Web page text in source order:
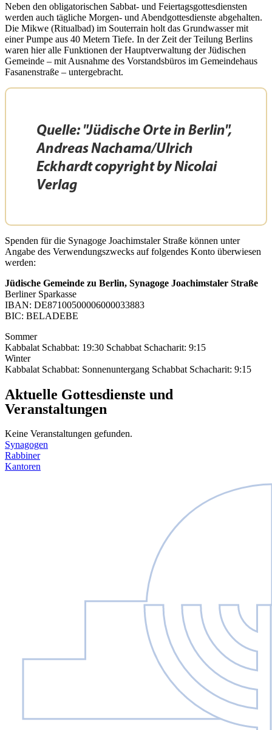
Neben den obligatorischen Sabbat- und Feiertagsgottesdiensten
werden auch tägliche Morgen- und Abendgottesdienste abgehalten.
Die Mikwe (Ritualbad) im Souterrain holt das Grundwasser mit
einer Pumpe aus 40 Metern Tiefe. In der Zeit der Teilung Berlins
waren hier alle Funktionen der Hauptverwaltung der Jüdischen
Gemeinde – mit Ausnahme des Vorstandsbüros im Gemeindehaus
Fasanenstraße – untergebracht.
Quelle: "Jüdische Orte in Berlin",
Andreas Nachama/Ulrich
Eckhardtcopyright by Nicolai
Verlag
Spenden für die Synagoge Joachimstaler Straße können unter
Angabe des Verwendungszwecks auf folgendes Konto überwiesen
werden:
Jüdische Gemeinde zu Berlin, Synagoge Joachimstaler Straße
Berliner Sparkasse
IBAN: DE87100500006000033883
BIC: BELADEBE
Sommer
Kabbalat Schabbat: 19:30 Schabbat Schacharit: 9:15
Winter
Kabbalat Schabbat: Sonnenuntergang Schabbat Schacharit: 9:15
Aktuelle Gottesdienste und
Veranstaltungen
Keine Veranstaltungen gefunden.
Synagogen
Rabbiner
Kantoren